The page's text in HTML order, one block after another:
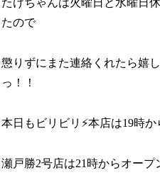
たけちゃんは火曜日と水曜日
たので
懲りずにまた連絡くれたら嬉
っ！！
本日もビリビリ⚡️本店は19時
瀬戸勝2号店は21時からオープ